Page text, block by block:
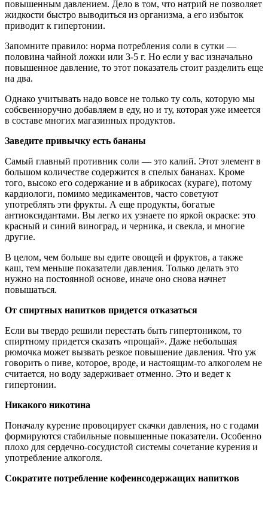
повышенным давлением. Дело в том, что натрий не позволяет
жидкости быстро выводиться из организма, а его избыток
приводит к гипертонии.
Запомните правило: норма потребления соли в сутки —
половина чайной ложки или 3-5 г. Но если у вас изначально
повышенное давление, то этот показатель стоит разделить еще
на два.
Однако учитывать надо вовсе не только ту соль, которую мы
собсвенноручно добавляем в еду, но и ту, которая уже имеется
в составе многих магазинных продуктов.
Заведите привычку есть бананы
Самый главный противник соли — это калий. Этот элемент в
большом количестве содержится в спелых бананах. Кроме
того, высоко его содержание и в абрикосах (кураге), потому
кардиологи, помимо медикаментов, часто советуют
употреблять эти фрукты. А еще продукты, богатые
антиоксидантами. Вы легко их узнаете по яркой окраске: это
красный и синий виноград, и черника, и свекла, и многие
другие.
В целом, чем больше вы едите овощей и фруктов, а также
каш, тем меньше показатели давления. Только делать это
нужно на постоянной основе, иначе оно снова начнет
повышаться.
От спиртных напитков придется отказаться
Если вы твердо решили перестать быть гипертоником, то
спиртному придется сказать «прощай». Даже небольшая
рюмочка может вызвать резкое повышение давления. Что уж
говорить о пиве, которое, вроде, и настоящим-то алкоголем не
считается, но воду задерживает отменно. Это и ведет к
гипертонии.
Никакого никотина
Поначалу курение провоцирует скачки давления, но с годами
формируются стабильные повышенные показатели. Особенно
плохо для сердечно-сосудистой системы сочетание курения и
употребление алкоголя.
Сократите потребление кофеинсодержащих напитков